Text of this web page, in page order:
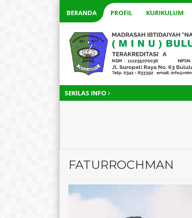
BERANDA PROFIL KURIKULUM
SEKILAS INFO
FATURROCHMAN